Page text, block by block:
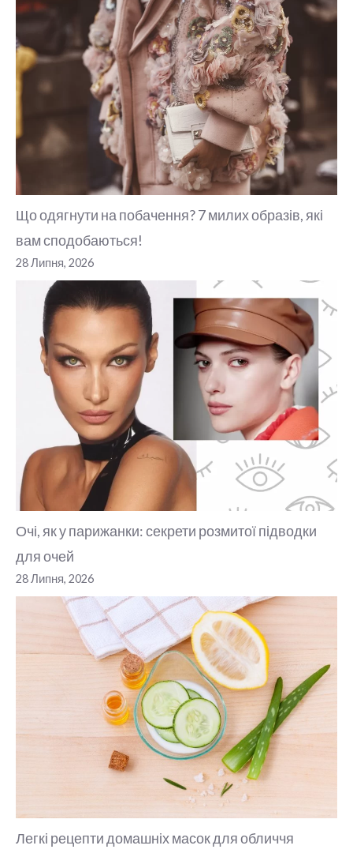
Що одягнути на побачення? 7 милих образів, які
вам сподобаються!
28 Липня, 2026
Очі, як у парижанки: секрети розмитої підводки
для очей
28 Липня, 2026
Легкі рецепти домашніх масок для обличчя